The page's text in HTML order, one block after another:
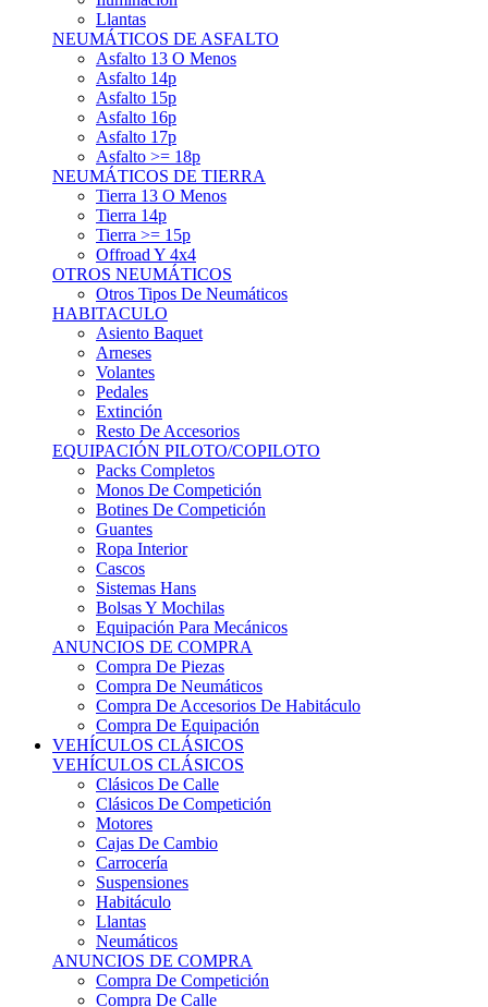
Llantas
NEUMÁTICOS DE ASFALTO
Asfalto 13 O Menos
Asfalto 14p
Asfalto 15p
Asfalto 16p
Asfalto 17p
Asfalto >= 18p
NEUMÁTICOS DE TIERRA
Tierra 13 O Menos
Tierra 14p
Tierra >= 15p
Offroad Y 4x4
OTROS NEUMÁTICOS
Otros Tipos De Neumáticos
HABITACULO
Asiento Baquet
Arneses
Volantes
Pedales
Extinción
Resto De Accesorios
EQUIPACIÓN PILOTO/COPILOTO
Packs Completos
Monos De Competición
Botines De Competición
Guantes
Ropa Interior
Cascos
Sistemas Hans
Bolsas Y Mochilas
Equipación Para Mecánicos
ANUNCIOS DE COMPRA
Compra De Piezas
Compra De Neumáticos
Compra De Accesorios De Habitáculo
Compra De Equipación
VEHÍCULOS CLÁSICOS
VEHÍCULOS CLÁSICOS
Clásicos De Calle
Clásicos De Competición
Motores
Cajas De Cambio
Carrocería
Suspensiones
Habitáculo
Llantas
Neumáticos
ANUNCIOS DE COMPRA
Compra De Competición
Compra De Calle